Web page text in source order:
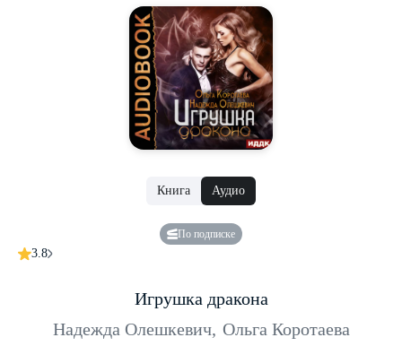
Книга Аудио
По подписке
3.8
Игрушка дракона
Надежда Олешкевич, Ольга Коротаева